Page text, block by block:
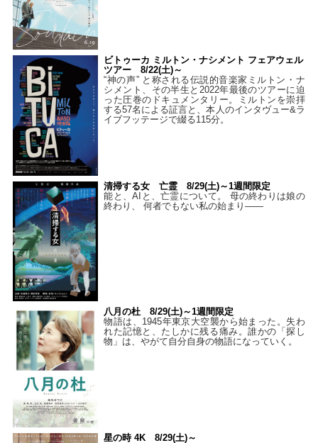
ビトゥーカ ミルトン・ナシメント フェアウェル
ツアー 8/22(土)～
“神の声” と称される伝説的音楽家ミルトン・ナ
シメント、その半生と2022年最後のツアーに迫
った圧巻のドキュメンタリー。ミルトンを崇拝
する57名による証言と、本人のインタヴュー&ラ
イブフッテージで綴る115分。
清掃する女 亡霊 8/29(土)～1週間限定
能と、AIと、亡霊について。 母の終わりは娘の
終わり、 何者でもない私の始まり――
八月の杜 8/29(土)～1週間限定
物語は、1945年東京大空襲から始まった。失わ
れた記憶と、たしかに残る痛み。誰かの「探し
物」は、やがて自分自身の物語になっていく。
星の時 4K 8/29(土)～